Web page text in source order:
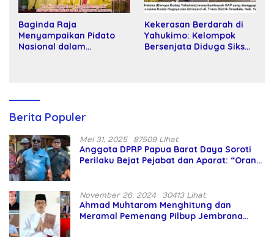
Baginda Raja
Menyampaikan Pidato
Nasional dalam
Kekerasan Berdarah di
Yahukimo: Kelompok
Bersenjata Diduga Siksa
Berita Populer
Mei 31, 2025 87509 Lihat
Anggota DPRP Papua Barat Daya Soroti
Perilaku Bejat Pejabat dan Aparat: “Orang
November 26, 2024 30413 Lihat
Ahmad Muhtarom Menghitung dan
Meramal Pemenang Pilbup Jembrana